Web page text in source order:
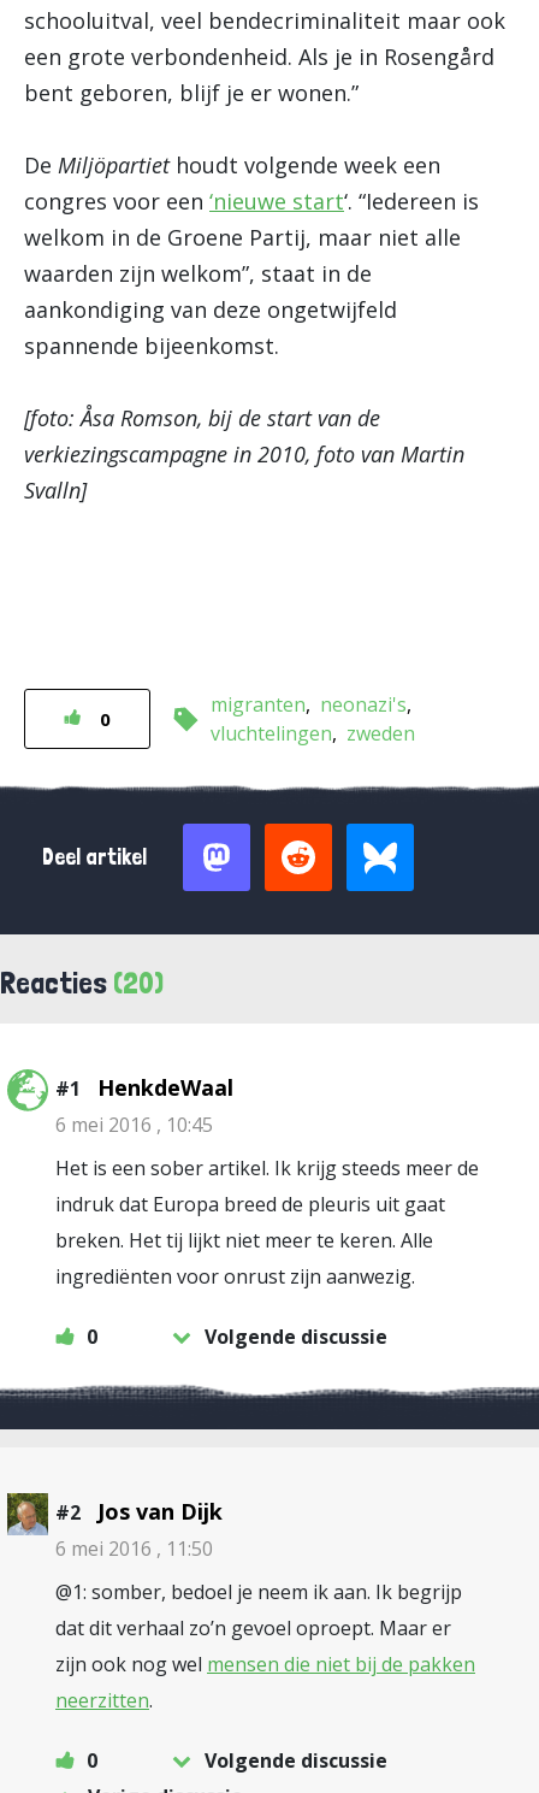
schooluitval, veel bendecriminaliteit maar ook
een grote verbondenheid. Als je in Rosengård
bent geboren, blijf je er wonen.”
De Miljöpartiethoudt volgende week een
congres voor een ‘nieuwe start‘. “Iedereen is
welkom in de Groene Partij, maar niet alle
waarden zijn welkom”, staat in de
aankondiging van deze ongetwijfeld
spannende bijeenkomst.
[foto:Åsa Romson, bij de start van de
verkiezingscampagne in 2010, foto van Martin
Svalln]
0
migranten
neonazi's
vluchtelingen
zweden
Deel artikel
Reacties (20)
#1 HenkdeWaal
6 mei 2016 , 10:45
Het is een sober artikel. Ik krijg steeds meer de
indruk dat Europa breed de pleuris uit gaat
breken. Het tij lijkt niet meer te keren. Alle
ingrediënten voor onrust zijn aanwezig.
0 Volgende discussie
#2 Jos van Dijk
6 mei 2016 , 11:50
@1: somber, bedoel je neem ik aan. Ik begrijp
dat dit verhaal zo’n gevoel oproept. Maar er
zijn ook nog wel mensen die niet bij de pakken
neerzitten.
0
Volgende discussie